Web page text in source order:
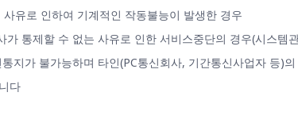
유로 인하여 기계적인 작동불능이 발생한 경우
가 통제할 수 없는 사유로 인한 서비스중단의 경우(시스템
지가 불가능하며 타인(PC통신회사, 기간통신사업자 등)
다